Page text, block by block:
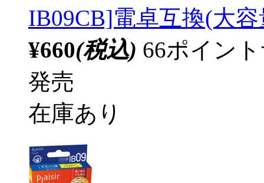
IB09CB]電卓互換(大
¥660(税込) 66ポイン
発売
在庫あり